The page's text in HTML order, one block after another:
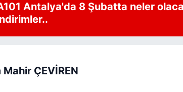
Antalya'da 8 Şubatta neler
ÇEVİREN